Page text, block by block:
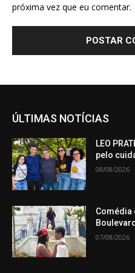
próxima vez que eu comentar.
ÚLTIMAS NOTÍCIAS
LEO
pelo
08/08/2026
Comédia
07/08/2026